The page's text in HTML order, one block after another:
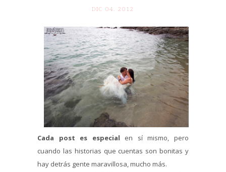
DIC 04. 2012
Cada post es especial en sí mismo, pero
cuando las historias que cuentas son bonitas y
hay detrás gente maravillosa, mucho más.